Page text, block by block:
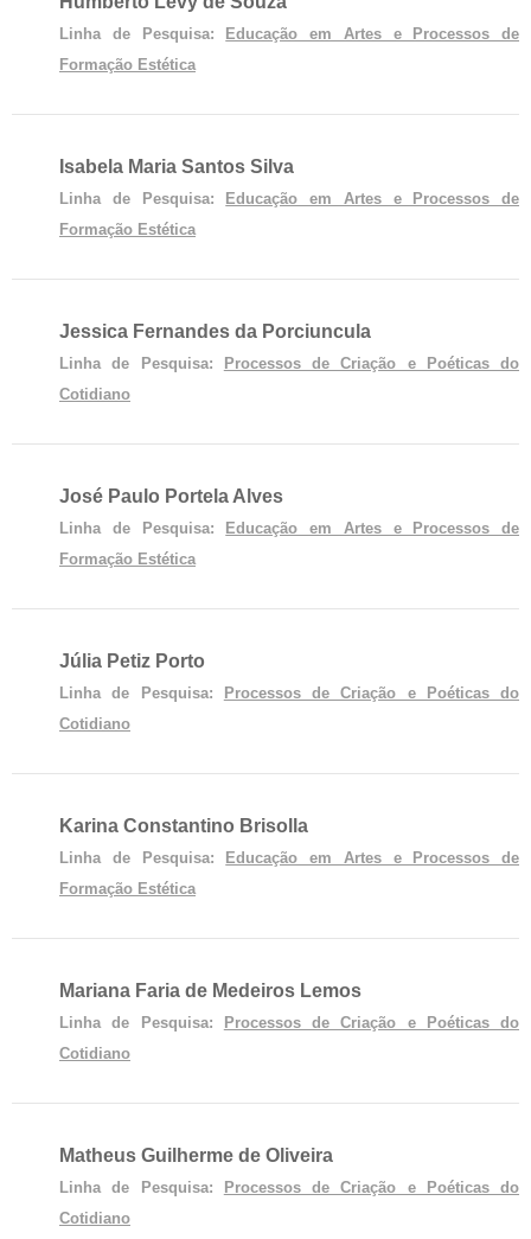
Linha de Pesquisa:
Educação em Artes e Processos de
Formação Estética
Isabela Maria Santos Silva
Linha de Pesquisa:
Educação em Artes e Processos de
Formação Estética
Jessica Fernandes da Porciuncula
Linha de Pesquisa:
Processos de Criação e Poéticas do
Cotidiano
José Paulo Portela Alves
Linha de Pesquisa:
Educação em Artes e Processos de
Formação Estética
Júlia Petiz Porto
Linha de Pesquisa:
Processos de Criação e Poéticas do
Cotidiano
Karina Constantino Brisolla
Linha de Pesquisa:
Educação em Artes e Processos de
Formação Estética
Mariana Faria de Medeiros Lemos
Linha de Pesquisa:
Processos de Criação e Poéticas do
Cotidiano
Matheus Guilherme de Oliveira
Linha de Pesquisa:
Processos de Criação e Poéticas do
Cotidiano